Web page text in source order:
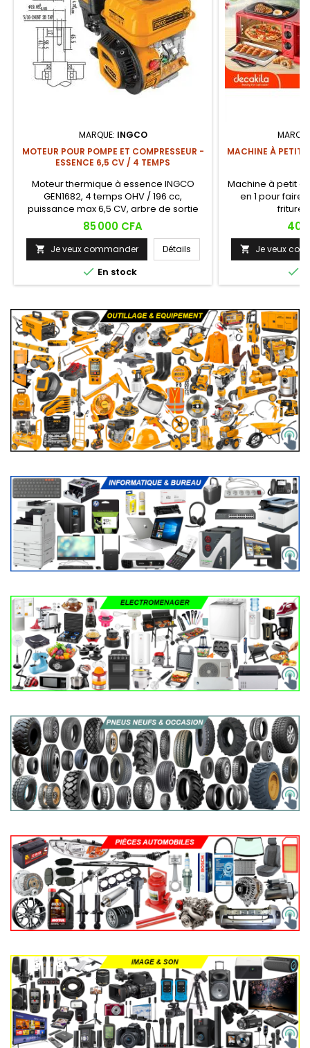
MARQUE: INGCO
MOTEUR POUR POMPE ET COMPRESSEUR -
ESSENCE 6,5 CV / 4 TEMPS
Moteur thermique à essence INGCO
GEN1682, 4 temps OHV / 196 cc,
puissance max 6,5 CV, arbre de sortie
19,05 mm type Q, couple max 12,4 Nm,
allumage TCI, démarrage par lanceur,
réservoir 3,6L, jauge d'huile 0,6L, alerte
huile basse intégrée. Conçu pour
entraîner par courroie une pompe à
eau, un compresseur ou tout
Prix
85 000 CFA
 Je veux commander Détails
 En stock
MACHINE À PETIT
Machine à petit
en 1 pour faire
Prix
40
 Je veux
